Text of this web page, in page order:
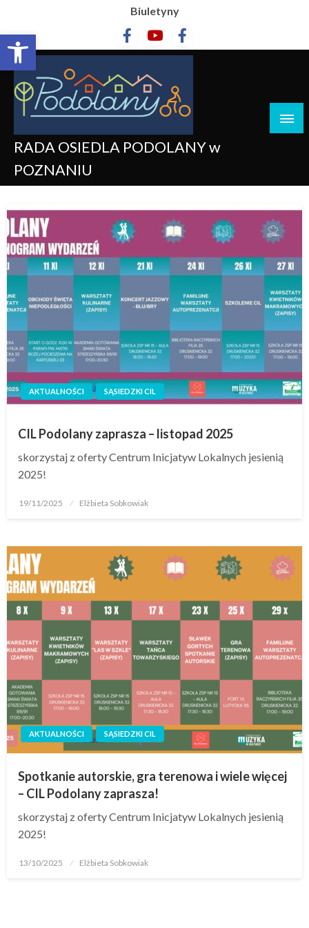
Otwórz pasek narzędzi
Biuletyny
RADA OSIEDLA PODOLANY w
POZNANIU
AKTUALNOŚCI SĄSIEDZKI CIL
CIL Podolany zaprasza – listopad 2025
skorzystaj z oferty Centrum Inicjatyw Lokalnych jesienią
2025!
19/11/2025 Elżbieta Sobkowiak
AKTUALNOŚCI SĄSIEDZKI CIL
Spotkanie autorskie, gra terenowa i wiele więcej
– CIL Podolany zaprasza!
skorzystaj z oferty Centrum Inicjatyw Lokalnych jesienią
2025!
13/10/2025 Elżbieta Sobkowiak